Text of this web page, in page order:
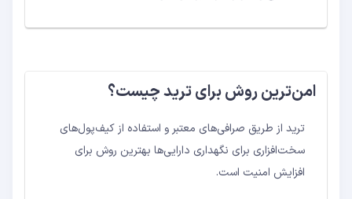
امن‌ترین روش برای ترید چیست؟
ترید از طریق صرافی‌های معتبر و استفاده از کیف‌پول‌های
سخت‌افزاری برای نگهداری دارایی‌ها بهترین روش برای
افزایش امنیت است.